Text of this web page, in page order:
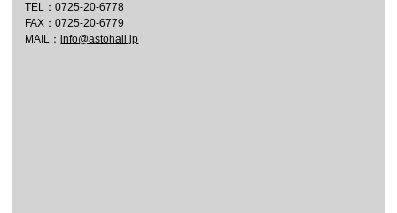
TEL：0725-20-6778
FAX：0725-20-6779
MAIL：info@astohall.jp